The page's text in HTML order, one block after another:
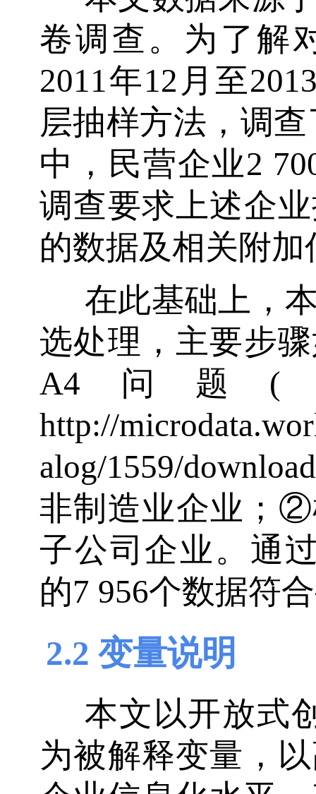
卷调查。为了解
2011年12月至
层抽样方法，调
中，民营企业2
调查要求上述企
的数据及相关附加
在此基础上，
选处理，主要步
A4问题(
http://
alog/1559/
非制造业企业；②
子公司企业。通
的7 956个数据符
2.2 变量说明
本文以开放式
为被解释变量，